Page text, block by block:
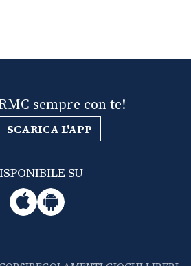
sempre con te!
SCARICA L'APP
SU